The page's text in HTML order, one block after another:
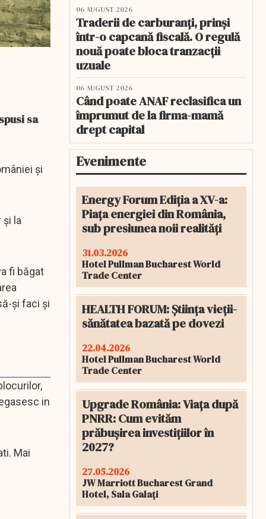
sa
şi
şi la
fi băgat
şi faci şi
in
Mai
06 AUGUST 2026
Traderii de carburanți, prinși
într-o capcană fiscală. O regulă
nouă poate bloca tranzacții
uzuale
06 AUGUST 2026
Când poate ANAF reclasifica un
împrumut de la firma-mamă
drept capital
Evenimente
Energy Forum Ediția a XV-a:
Piața energiei din România,
sub presiunea noii realități
31.03.2026
Hotel Pullman Bucharest World
Trade Center
HEALTH FORUM: Știința vieții-
sănătatea bazată pe dovezi
22.04.2026
Hotel Pullman Bucharest World
Trade Center
Upgrade România: Viața după
PNRR: Cum evităm
prăbușirea investițiilor în
2027?
27.05.2026
JW Marriott Bucharest Grand
Hotel, Sala Galați